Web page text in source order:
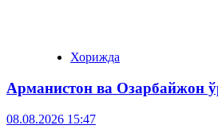
Хорижда
Арманистон ва Озарбайжон
08.08.2026 15:47